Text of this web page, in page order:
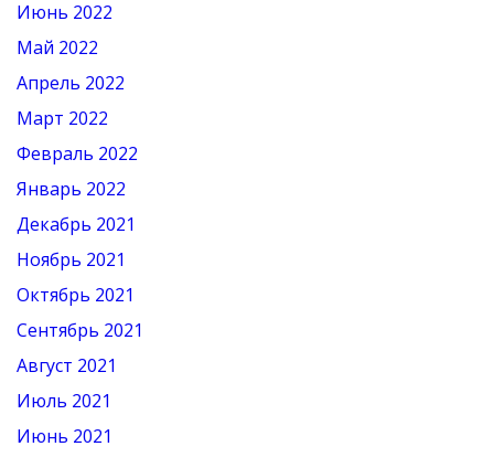
Июнь 2022
Май 2022
Апрель 2022
Март 2022
Февраль 2022
Январь 2022
Декабрь 2021
Ноябрь 2021
Октябрь 2021
Сентябрь 2021
Август 2021
Июль 2021
Июнь 2021